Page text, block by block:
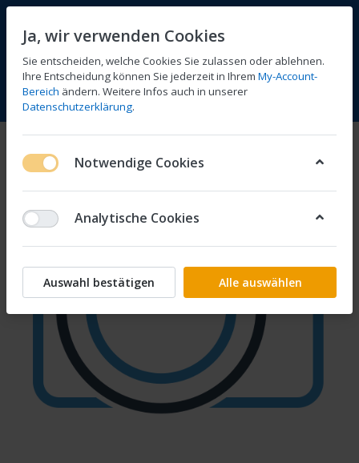
Menü Anmelden Vergleichen Wunschliste
Ja, wir verwenden Cookies
Sie entscheiden, welche Cookies Sie zulassen oder ablehnen.
Ihre Entscheidung können Sie jederzeit in Ihrem My-Account-
Bereich ändern. Weitere Infos auch in unserer
Datenschutzerklärung.
Notwendige Cookies
Analytische Cookies
Auswahl bestätigen Alle auswählen